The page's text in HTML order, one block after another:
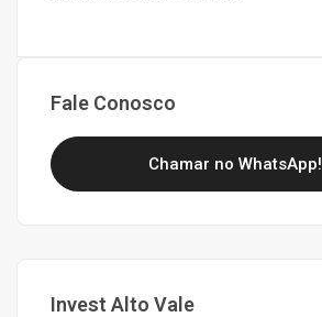
Fale Conosco
Chamar no WhatsApp!
Invest Alto Vale